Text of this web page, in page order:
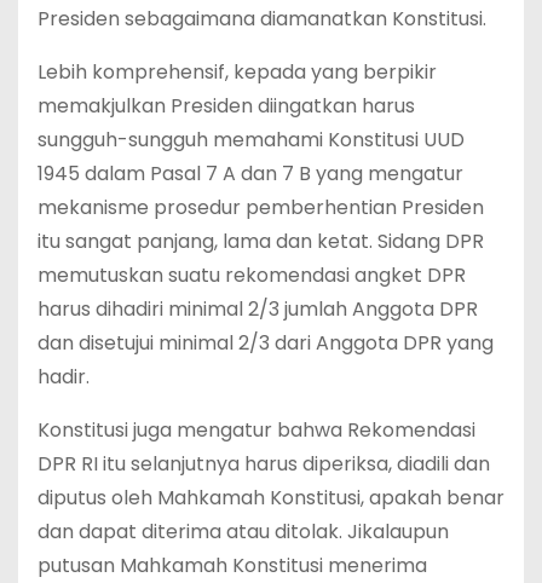
Presiden sebagaimana diamanatkan Konstitusi.
Lebih komprehensif, kepada yang berpikir
memakjulkan Presiden diingatkan harus
sungguh-sungguh memahami Konstitusi UUD
1945 dalam Pasal 7 A dan 7 B yang mengatur
mekanisme prosedur pemberhentian Presiden
itu sangat panjang, lama dan ketat. Sidang DPR
memutuskan suatu rekomendasi angket DPR
harus dihadiri minimal 2/3 jumlah Anggota DPR
dan disetujui minimal 2/3 dari Anggota DPR yang
hadir.
Konstitusi juga mengatur bahwa Rekomendasi
DPR RI itu selanjutnya harus diperiksa, diadili dan
diputus oleh Mahkamah Konstitusi, apakah benar
dan dapat diterima atau ditolak. Jikalaupun
putusan Mahkamah Konstitusi menerima